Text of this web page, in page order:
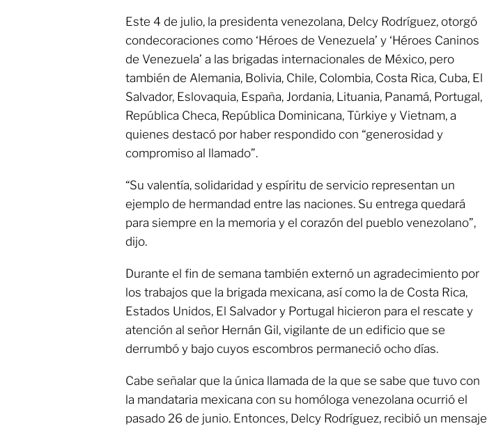
Este 4 de julio, la presidenta venezolana, Delcy Rodríguez, otorgó
condecoraciones como ‘Héroes de Venezuela’ y ‘Héroes Caninos
de Venezuela’ a las brigadas internacionales de México, pero
también de Alemania, Bolivia, Chile, Colombia, Costa Rica, Cuba, El
Salvador, Eslovaquia, España, Jordania, Lituania, Panamá, Portugal,
República Checa, República Dominicana, Türkiye y Vietnam, a
quienes destacó por haber respondido con “generosidad y
compromiso al llamado”.
“Su valentía, solidaridad y espíritu de servicio representan un
ejemplo de hermandad entre las naciones. Su entrega quedará
para siempre en la memoria y el corazón del pueblo venezolano”,
dijo.
Durante el fin de semana también externó un agradecimiento por
los trabajos que la brigada mexicana, así como la de Costa Rica,
Estados Unidos, El Salvador y Portugal hicieron para el rescate y
atención al señor Hernán Gil, vigilante de un edificio que se
derrumbó y bajo cuyos escombros permaneció ocho días.
Cabe señalar que la única llamada de la que se sabe que tuvo con
la mandataria mexicana con su homóloga venezolana ocurrió el
pasado 26 de junio. Entonces, Delcy Rodríguez, recibió un mensaje